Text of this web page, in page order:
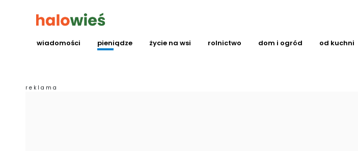
wiadomości pieniądze życie na wsi rolnictwo dom i ogród od kuchni